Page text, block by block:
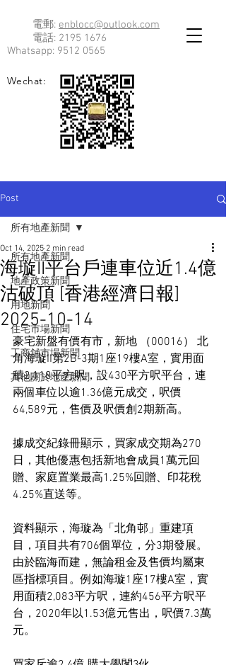
電郵: enblocc@outlook.com
電話: 2195 1676
Whatsapp: 9512 0565
Wechat:
Post
所有地產新聞
地產政策新聞
用地新聞
住宅市場新聞
工商舖市場新聞
其他關於地產新聞
所有地產新聞
海璇II平台戶連車位近1.4億
沽破頂 [香港經濟日報]
2025-10-14
Oct 14, 2025 2 min read
豪宅新盤有價有市，新地 （00016） 北
角海璇II第2B-3期1座19樓A室，實用面
積2,118平方呎，設430平方呎平台，連
兩個車位以逾1.36億元成交，呎價
64,589元，售價及呎價創2期新高。
據成交紀錄冊顯示，買家成交期為270
日，其他優惠包括新地會成員1萬元回
贈、家庭置業最高1.25%回贈、印花稅
4.25%直送等。
資料顯示，海璇為「北角邨」重建項
目，項目共有706個單位，分3期發展。
由於臨海而建，無論租金及售價均屬東
區指標項目。例如海璇1座17樓A室，實
用面積2,083平方呎，連約456平方呎平
台，2020年以1.53億元售出，呎價7.3萬
元。